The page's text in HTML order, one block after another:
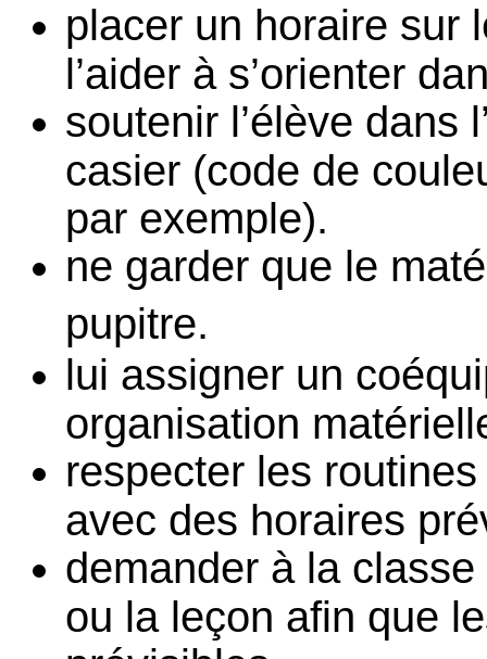
placer un horaire sur
l’aider à s’orienter
soutenir l’élève dans
casier (code de
par exemple).
ne garder que le
pupitre.
lui assigner un
organisation
respecter les routines
avec des horaires
demander à la
ou la leçon afin que